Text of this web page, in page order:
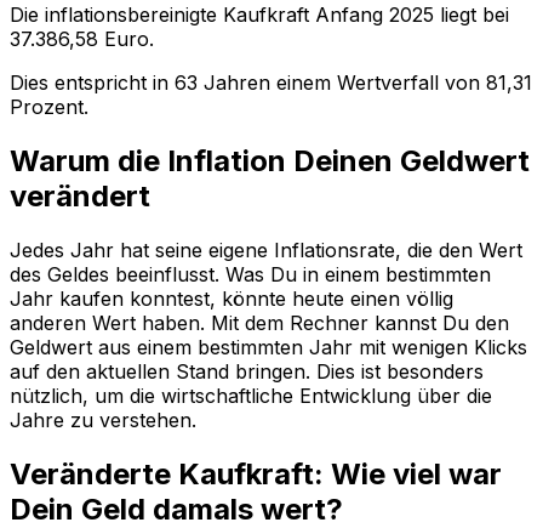
Die inflationsbereinigte Kaufkraft Anfang 2025 liegt bei
37.386,58 Euro.
Dies entspricht in 63 Jahren einem Wertverfall von 81,31
Prozent.
Warum die Inflation Deinen Geldwert
verändert
Jedes Jahr hat seine eigene Inflationsrate, die den Wert
des Geldes beeinflusst. Was Du in einem bestimmten
Jahr kaufen konntest, könnte heute einen völlig
anderen Wert haben. Mit dem Rechner kannst Du den
Geldwert aus einem bestimmten Jahr mit wenigen Klicks
auf den aktuellen Stand bringen. Dies ist besonders
nützlich, um die wirtschaftliche Entwicklung über die
Jahre zu verstehen.
Veränderte Kaufkraft: Wie viel war
Dein Geld damals wert?